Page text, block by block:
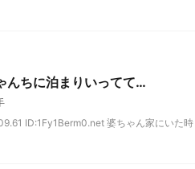
んちに泊まりいってて…
ID:1Fy1Berm0.net 婆ちゃん家にいた時